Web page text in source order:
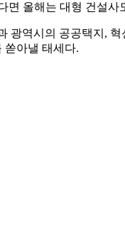
면 올해는 대형 건설사
광역시의 공공택지,
쏟아낼 태세다.